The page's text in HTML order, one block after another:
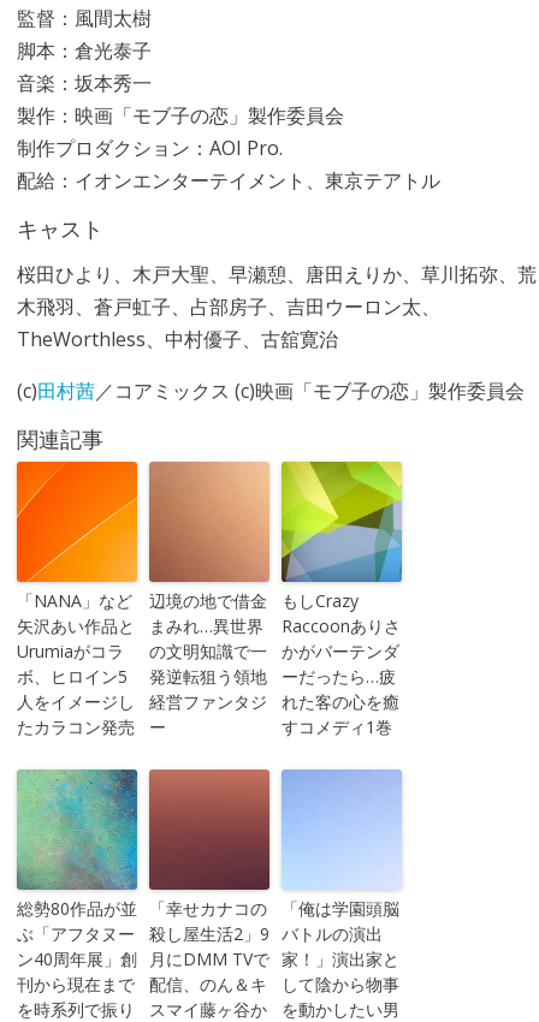
監督：風間太樹
脚本：倉光泰子
音楽：坂本秀一
製作：映画「モブ子の恋」製作委員会
制作プロダクション：AOI Pro.
配給：イオンエンターテイメント、東京テアトル
キャスト
桜田ひより、木戸大聖、早瀬憩、唐田えりか、草川拓弥、荒
木飛羽、蒼戸虹子、占部房子、吉田ウーロン太、
TheWorthless、中村優子、古舘寛治
(c)田村茜／コアミックス (c)映画「モブ子の恋」製作委員会
関連記事
「NANA」など
矢沢あい作品と
Urumiaがコラ
ボ、ヒロイン5
人をイメージし
たカラコン発売
辺境の地で借金
まみれ…異世界
の文明知識で一
発逆転狙う領地
経営ファンタジ
ー
もしCrazy
Raccoonありさ
かがバーテンダ
ーだったら…疲
れた客の心を癒
すコメディ1巻
総勢80作品が並
ぶ「アフタヌー
ン40周年展」創
刊から現在まで
を時系列で振り
「幸せカナコの
殺し屋生活2」9
月にDMM TVで
配信、のん＆キ
スマイ藤ヶ谷か
「俺は学園頭脳
バトルの演出
家！」演出家と
して陰から物事
を動かしたい男